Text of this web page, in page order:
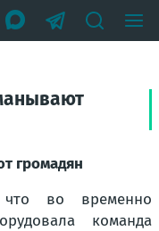
громадян
во временно
команда